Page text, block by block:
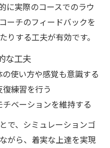
に実際のコースでのラウ
ーチのフィードバックを
りする工夫が有効です。
な工夫
使い方や感覚も意識する
練習を行う
ベーションを維持する
で、シミュレーションゴ
がら、着実な上達を実現